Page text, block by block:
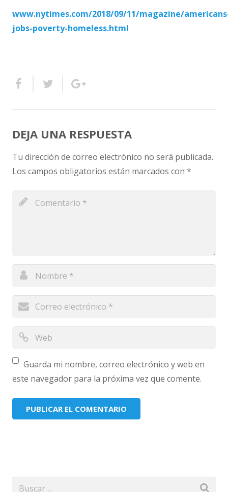
www.nytimes.com/2018/09/11/magazine/
jobs-poverty-homeless.html
DEJA UNA RESPUESTA
Tu dirección de correo electrónico no será publicada.
Los campos obligatorios están marcados con *
Guarda mi nombre, correo electrónico y web en
este navegador para la próxima vez que comente.